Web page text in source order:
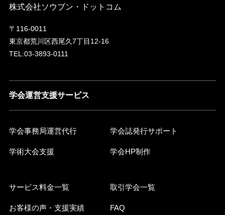
株式会社ソウブン・ドットコム
〒116-0011
東京都荒川区西尾久7丁目12-16
TEL:03-3893-0111
学会運営支援サービス
学会事務局運営代行 学会誌発行サポート
学術大会支援 学会HP制作
サービス料金一覧 取引学会一覧
お客様の声・支援実績 FAQ